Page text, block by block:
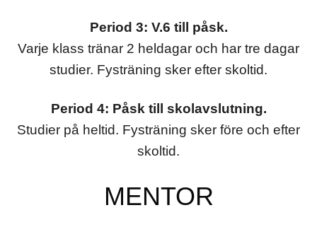
Period 3: V.6 till påsk.
Varje klass tränar 2 heldagar och har tre dagar
studier. Fysträning sker efter skoltid.
Period 4: Påsk till skolavslutning.
Studier på heltid. Fysträning sker före och efter
skoltid.
MENTOR